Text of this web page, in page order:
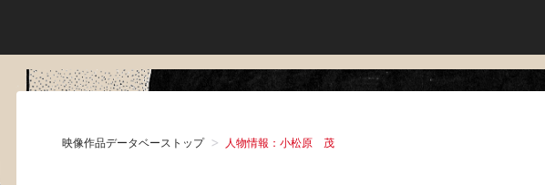
映像作品データベーストップ 人物情報：小松原 茂